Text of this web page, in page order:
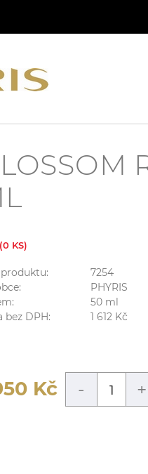
(0 KS)
7254
PHYRIS
50 ml
bez DPH:
1 612 Kč
Kč - +